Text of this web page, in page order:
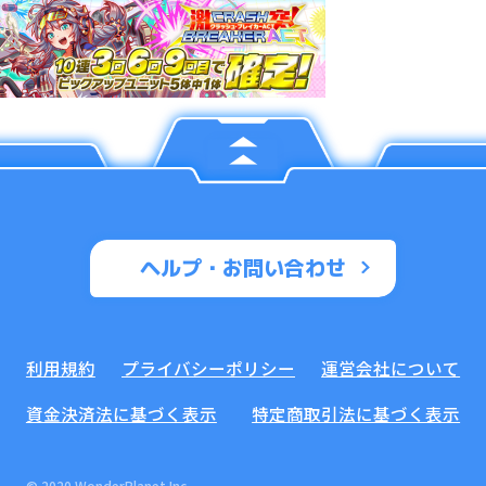
ヘルプ・お問い合わせ
利用規約 プライバシーポリシー
運営会社について
資金決済法に基づく表示
特定商取引法に基づく表示